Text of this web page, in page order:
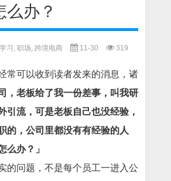
么办？
学习 , 职场, 跨境电商 11-30 319
常可以收到读者发来的消息，诸
，老板给了我一份差事，叫我研
引流，可是老板自己也没经验，
的，公司里都没有有经验的人
么办？」
的问题，不是每个员工一进入公